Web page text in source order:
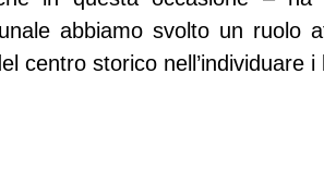
abbiamo svolto un ruolo
centro storico nell’individuare